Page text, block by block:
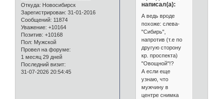
Откуда: Новосибирск
Зарегистрирован: 31-01-2016
Сообщений: 11874
Уважение: +10164
Позитив: +10168
Пол: Мужской
Провел на форуме:
1 месяц 29 дней
Последний визит:
31-07-2026 20:54:45
написал(а):
А ведь вроде
похоже: слева-
"Сибирь",
напротив (т.е по
другую сторону
кр. проспекта)
"Овощной"!?
А если еще
узнаю, что
мужчину в
центре снимка